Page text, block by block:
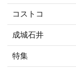
コストコ
成城石井
特集